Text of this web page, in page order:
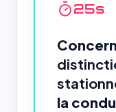
24s
la